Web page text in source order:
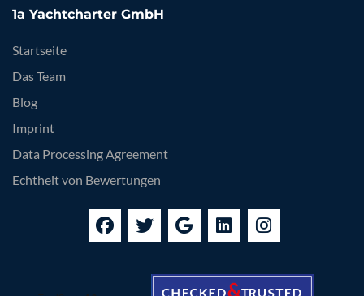
1a Yachtcharter GmbH
Startseite
Das Team
Blog
Imprint
Data Processing Agreement
Echtheit von Bewertungen